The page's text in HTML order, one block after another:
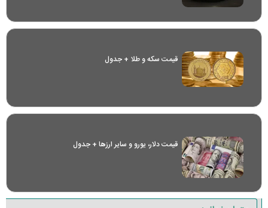
قیمت سکه و طلا + جدول
قیمت دلار، یورو و سایر ارز‌ها + جدول